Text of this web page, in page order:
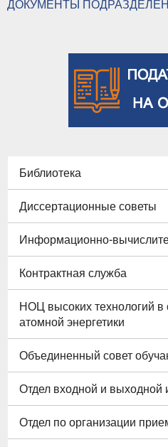
ДОКУМЕНТЫ
Библиотека
Диссертационные советы
Информационно-
Контрактная служба
НОЦ высоких технологий
атомной энергетики
Объединенный совет
Отдел входной и
Отдел по организации